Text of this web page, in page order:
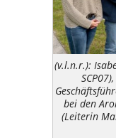
(v.l.n.r.):
bei den
(Leiterin